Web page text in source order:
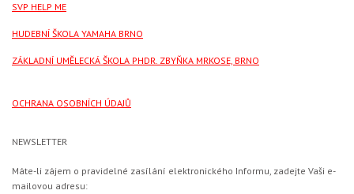
SVP HELP ME
HUDEBNÍ ŠKOLA YAMAHA BRNO
ZÁKLADNÍ UMĚLECKÁ ŠKOLA PHDR. ZBYŇKA MRKOSE, BRNO
OCHRANA OSOBNÍCH ÚDAJŮ
NEWSLETTER
Máte-li zájem o pravidelné zasílání elektronického Informu, zadejte Vaši e-
mailovou adresu: